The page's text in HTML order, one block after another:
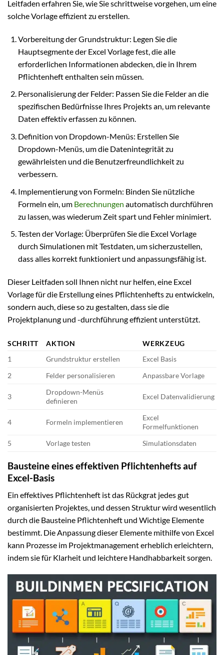
Leitfaden erfahren Sie, wie Sie schrittweise vorgehen, um eine
solche Vorlage effizient zu erstellen.
Vorbereitung der Grundstruktur: Legen Sie die
Hauptsegmente der Excel Vorlage fest, die alle
erforderlichen Informationen abdecken, die in Ihrem
Pflichtenheft enthalten sein müssen.
Personalisierung der Felder: Passen Sie die Felder an die
spezifischen Bedürfnisse Ihres Projekts an, um relevante
Daten effektiv erfassen zu können.
Definition von Dropdown-Menüs: Erstellen Sie
Dropdown-Menüs, um die Datenintegrität zu
gewährleisten und die Benutzerfreundlichkeit zu
verbessern.
Implementierung von Formeln: Binden Sie nützliche
Formeln ein, um Berechnungen automatisch durchführen
zu lassen, was wiederum Zeit spart und Fehler minimiert.
Testen der Vorlage: Überprüfen Sie die Excel Vorlage
durch Simulationen mit Testdaten, um sicherzustellen,
dass alles korrekt funktioniert und anpassungsfähig ist.
Dieser Leitfaden soll Ihnen nicht nur helfen, eine Excel
Vorlage für die Erstellung eines Pflichtenhefts zu entwickeln,
sondern auch, diese so zu gestalten, dass sie die
Projektplanung und -durchführung effizient unterstützt.
SCHRITT AKTION
WERKZEUG
1
Grundstruktur erstellen
Excel Basis
2
Felder personalisieren Anpassbare Vorlage
3
Dropdown-Menüs
definieren
Excel Datenvalidierung
4 Formeln implementieren
Excel
Formelfunktionen
5
Vorlage testen Simulationsdaten
Bausteine eines effektiven Pflichtenhefts auf
Excel-Basis
Ein effektives Pflichtenheft ist das Rückgrat jedes gut
organisierten Projektes, und dessen Struktur wird wesentlich
durch die Bausteine Pflichtenheft und Wichtige Elemente
bestimmt. Die Anpassung dieser Elemente mithilfe von Excel
kann Prozesse im Projektmanagement erheblich erleichtern,
indem sie für Klarheit und leichtere Handhabbarkeit sorgen.